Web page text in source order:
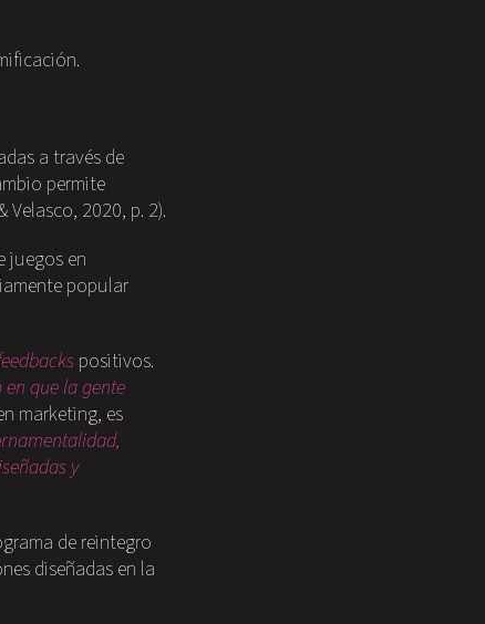
a través de
permite
2020, p. 2).
juegos en
popular
positivos.
que la gente
marketing, es
y
de reintegro
diseñadas en la